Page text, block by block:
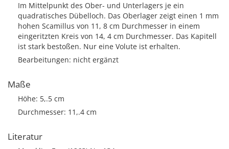
Im Mittelpunkt des Ober- und Unterlagers je ein
quadratisches Dübelloch. Das Oberlager zeigt einen 1 mm
hohen Scamillus von 11, 8 cm Durchmesser in einem
eingeritzten Kreis von 14, 4 cm Durchmesser. Das Kapitell
ist stark bestoßen. Nur eine Volute ist erhalten.
Bearbeitungen: nicht ergänzt
Maße
Höhe: 5,.5 cm
Durchmesser: 11,.4 cm
Literatur